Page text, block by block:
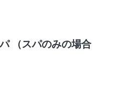
（スパのみの場合